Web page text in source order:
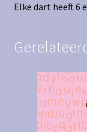
Elke dart heeft 6